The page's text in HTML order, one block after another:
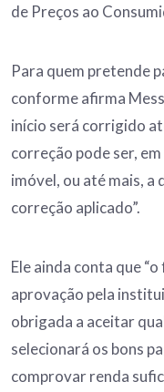
de Preços ao
Para quem pretende
conforme afirma
início será corrigido
correção pode ser,
imóvel, ou até mais, a
correção aplicado”.
Ele ainda conta que
aprovação pela
obrigada a aceitar
selecionará os bons
comprovar renda